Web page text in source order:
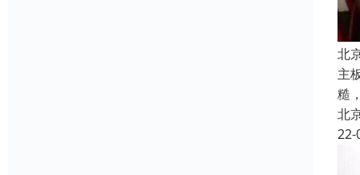
北
主
糙
北
22-